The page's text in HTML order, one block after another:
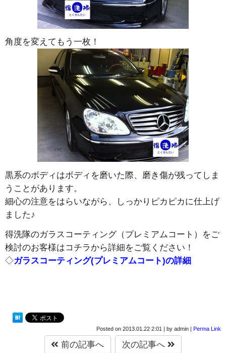
角度を変えてもう一枚！
黒系のボディはボディを磨いた際、磨き傷が残ってしま
うことがあります。
細心の注意をはらいながら、しっかりピカピカに仕上げ
ました♪
得洗隊のガラスコーティング（プレミアムコート）をご
検討のお客様はコチラから詳細をご覧ください！
◇ガラスコーティング(プレミアムコート)の詳細
Posted on 2013.01.22 2:01 | by admin | Perma Link
前の記事へ 次の記事へ